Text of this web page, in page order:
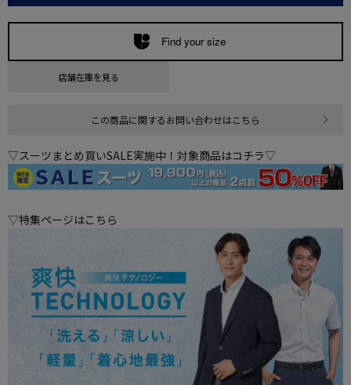
Find your size
店舗在庫を見る
この商品に関するお問い合わせはこちら
▽スーツまとめ買いSALE実施中！対象商品はコチラ▽
▽特集ページはこちら